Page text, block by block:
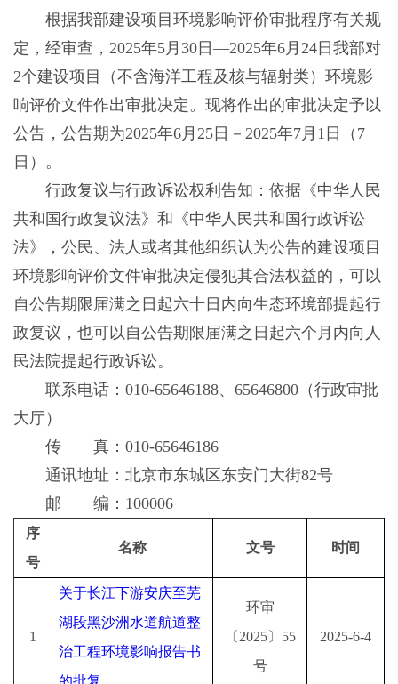
根据我部建设项目环境影响评价审批程序有关规
定，经审查，2025年5月30日—2025年6月24日我部对
2个建设项目（不含海洋工程及核与辐射类）环境影
响评价文件作出审批决定。现将作出的审批决定予以
公告，公告期为2025年6月25日－2025年7月1日（7
日）。
行政复议与行政诉讼权利告知：依据《中华人民
共和国行政复议法》和《中华人民共和国行政诉讼
法》，公民、法人或者其他组织认为公告的建设项目
环境影响评价文件审批决定侵犯其合法权益的，可以
自公告期限届满之日起六十日内向生态环境部提起行
政复议，也可以自公告期限届满之日起六个月内向人
民法院提起行政诉讼。
联系电话：010-65646188、65646800（行政审批
大厅）
传 真：010-65646186
通讯地址：北京市东城区东安门大街82号
邮 编：100006
序
号
名称 文号 时间
1
关于长江下游安庆至芜
湖段黑沙洲水道航道整
治工程环境影响报告书
环审
〔 2025〕 55
号
2025-6-4